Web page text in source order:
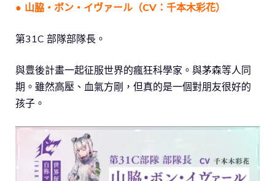
● 山脇・ボン・イヴァール（CV：千本木彩花）
第31C 部隊部隊長。
與豊後計畫一起征服世界的瘋狂科學家。與茅森等人同
期。雖然高壓、血氣方剛，但真的是一個對朋友很好的
孩子。